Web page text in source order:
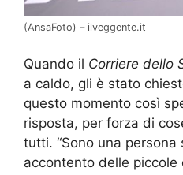
(AnsaFoto) – ilveggente.it
Quando il Corriere dello
a caldo, gli è stato
questo momento così
risposta, per forza di
tutti. “Sono una persona
accontento delle piccole